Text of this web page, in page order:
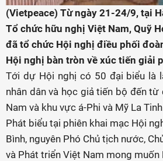
(Vietpeace) Từ ngày 21-24/9, tại
Tổ chức hữu nghị Việt Nam, Quỹ
đã tổ chức Hội nghị điều phối
Hội nghị bàn tròn về xúc tiến giải
Tới dự Hội nghị có 50 đại biểu là
nhân dân và học giả tiến bộ đến
Nam và khu vực á-Phi và Mỹ La
Phát biểu tại phiên khai mạc Hội
Bình, nguyên Phó Chủ tịch nước,
và Phát triển Việt Nam mong muốn